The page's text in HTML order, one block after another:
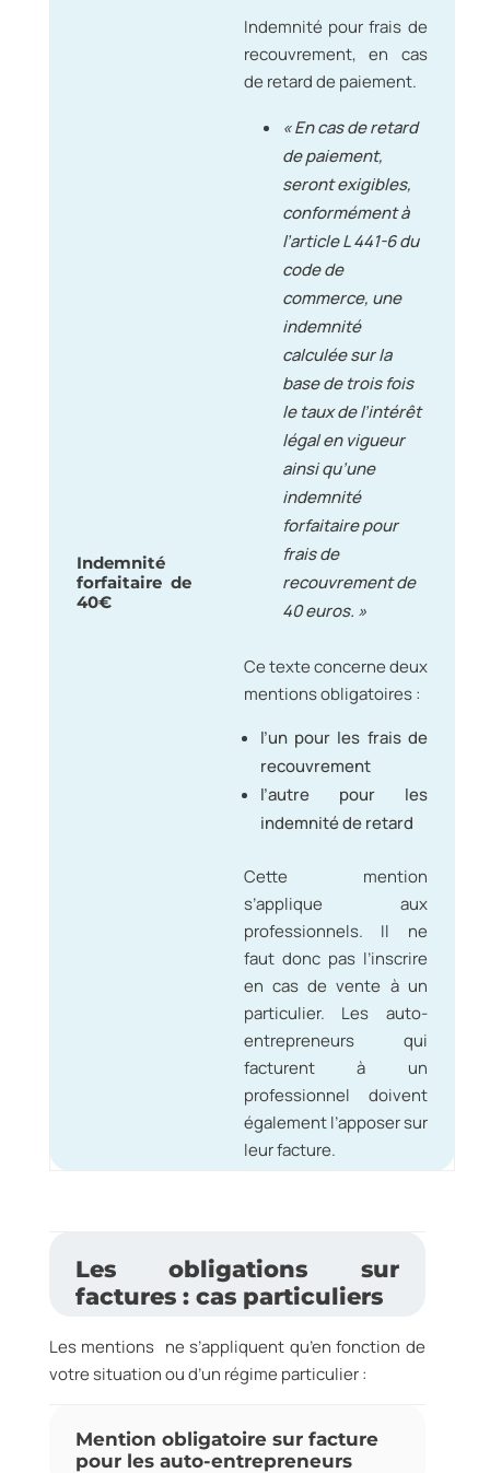
Indemnité
forfaitaire de
40€
Indemnité pour frais de
recouvrement, en cas
de retard de paiement.
« En cas de retard
de paiement,
seront exigibles,
conformément à
l’article L 441-6 du
code de
commerce, une
indemnité
calculée sur la
base de trois fois
le taux de l’intérêt
légal en vigueur
ainsi qu’une
indemnité
forfaitaire pour
frais de
recouvrement de
40 euros. »
Ce texte concerne deux
mentions obligatoires :
l’un pour les frais de
recouvrement
l’autre pour les
indemnité de retard
Cette mention
s’applique aux
professionnels. Il ne
faut donc pas l’inscrire
en cas de vente à un
particulier. Les auto-
entrepreneurs qui
facturent à un
professionnel doivent
également l’apposer sur
leur facture.
Les obligations sur
factures : cas particuliers
Les mentions ne s’appliquent qu’en fonction de
votre situation ou d’un régime particulier :
Mention obligatoire sur facture
pour les auto-entrepreneurs